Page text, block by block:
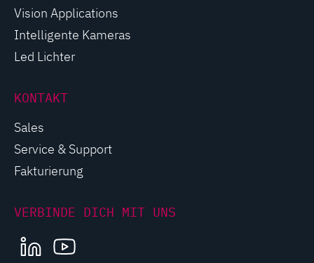
Vision Applications
Intelligente Kameras
Led Lichter
KONTAKT
Sales
Service & Support
Fakturierung
VERBINDE DICH MIT UNS
LINKEDINYOUTUBE